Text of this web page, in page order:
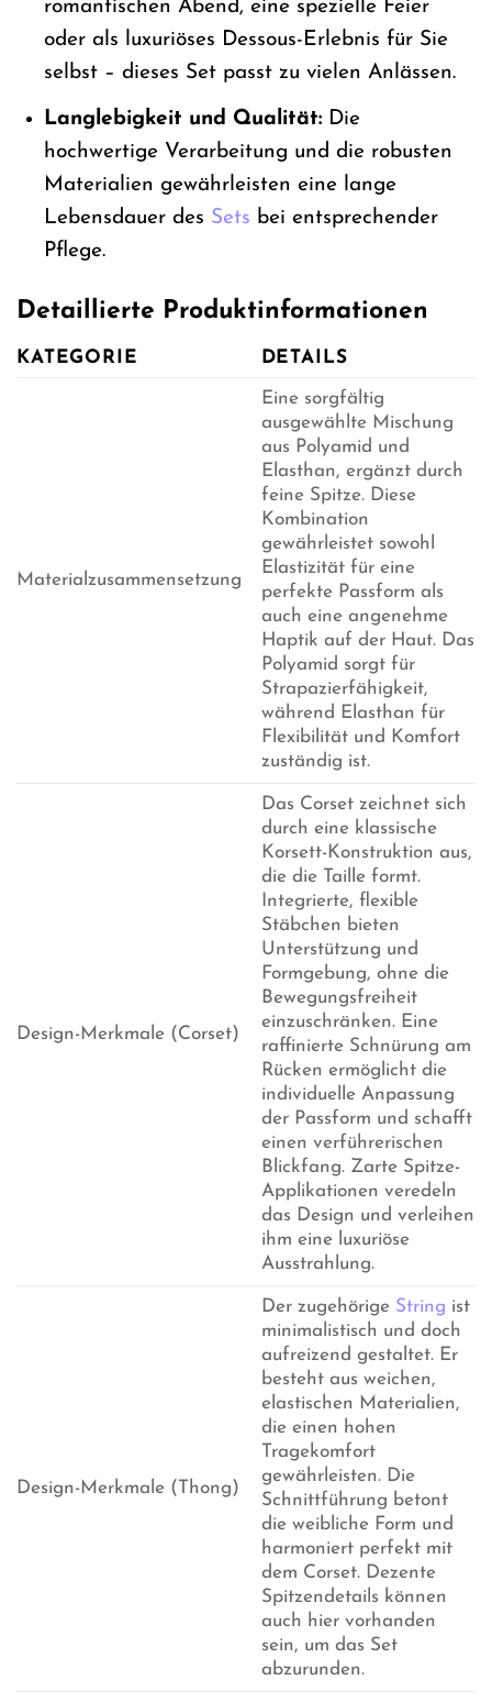
romantischen Abend, eine spezielle Feier
oder als luxuriöses Dessous-Erlebnis für Sie
selbst – dieses Set passt zu vielen Anlässen.
Langlebigkeit und Qualität:Die
hochwertige Verarbeitung und die robusten
Materialien gewährleisten eine lange
Lebensdauer des Sets bei entsprechender
Pflege.
Detaillierte Produktinformationen
KATEGORIE DETAILS
Materialzusammensetzung
Eine sorgfältig
ausgewählte Mischung
aus Polyamid und
Elasthan, ergänzt durch
feine Spitze. Diese
Kombination
gewährleistet sowohl
Elastizität für eine
perfekte Passform als
auch eine angenehme
Haptik auf der Haut. Das
Polyamid sorgt für
Strapazierfähigkeit,
während Elasthan für
Flexibilität und Komfort
zuständig ist.
Design-Merkmale (Corset)
Das Corset zeichnet sich
durch eine klassische
Korsett-Konstruktion aus,
die die Taille formt.
Integrierte, flexible
Stäbchen bieten
Unterstützung und
Formgebung, ohne die
Bewegungsfreiheit
einzuschränken. Eine
raffinierte Schnürung am
Rücken ermöglicht die
individuelle Anpassung
der Passform und schafft
einen verführerischen
Blickfang. Zarte Spitze-
Applikationen veredeln
das Design und verleihen
ihm eine luxuriöse
Ausstrahlung.
Design-Merkmale (Thong)
Der zugehörige String ist
minimalistisch und doch
aufreizend gestaltet. Er
besteht aus weichen,
elastischen Materialien,
die einen hohen
Tragekomfort
gewährleisten. Die
Schnittführung betont
die weibliche Form und
harmoniert perfekt mit
dem Corset. Dezente
Spitzendetails können
auch hier vorhanden
sein, um das Set
abzurunden.